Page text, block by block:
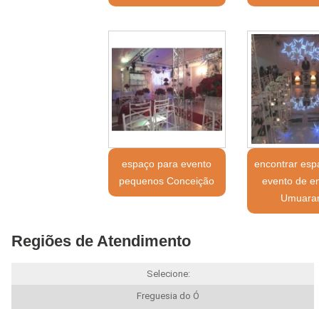
espaço para evento
pequenos Conceição
encontrar
evento de
Regiões de Atendimento
Selecione:
Freguesia do Ó